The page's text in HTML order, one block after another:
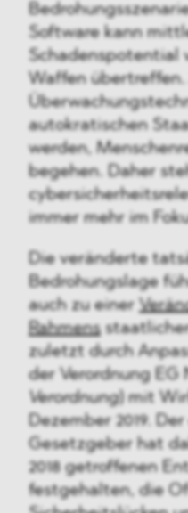
Software kann
Schadenspotential
Waffen übertreffen.
autokratischen
werden,
begehen. Daher
immer mehr im
Die veränderte
Bedrohungslage
auch zu einer
Rahmens
zuletzt durch
der Verordnung EG
Verordnung ) mit
Dezember 2019.
Gesetzgeber hat
2018 getroffenen
festgehalten, die